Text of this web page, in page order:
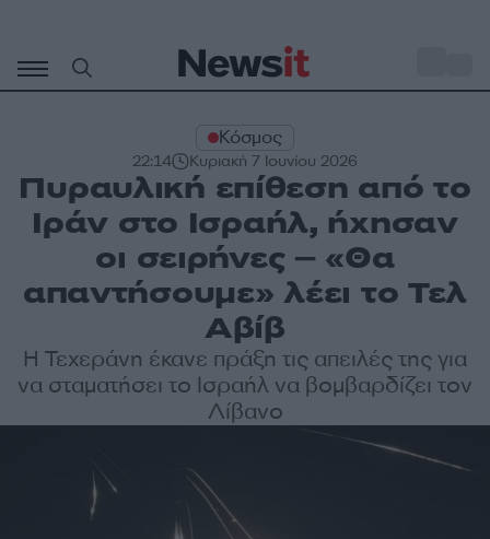
περιεχόμενο
Κόσμος
22:14 Κυριακή 7 Ιουνίου 2026
Πυραυλική επίθεση από το
Ιράν στο Ισραήλ, ήχησαν
οι σειρήνες – «Θα
απαντήσουμε» λέει το Τελ
Αβίβ
Η Τεχεράνη έκανε πράξη τις απειλές της για
να σταματήσει το Ισραήλ να βομβαρδίζει τον
Λίβανο